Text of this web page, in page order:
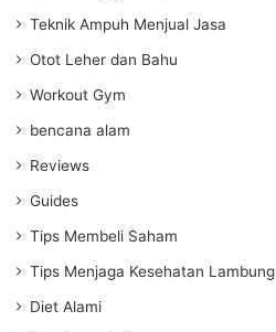
Teknik Ampuh Menjual Jasa
Otot Leher dan Bahu
Workout Gym
bencana alam
Reviews
Guides
Tips Membeli Saham
Tips Menjaga Kesehatan Lambung
Diet Alami